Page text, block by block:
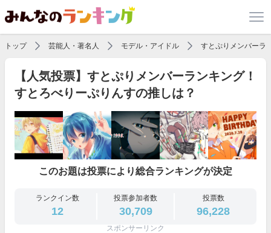
トップ 芸能人・著名人 モデル・アイドル すとぷりメンバーラ
【人気投票】すとぷりメンバーランキング！
すとろべりーぷりんすの推しは？
このお題は投票により総合ランキングが決定
ランクイン数
12
投票参加者数
30,709
投票数
96,228
スポンサーリンク